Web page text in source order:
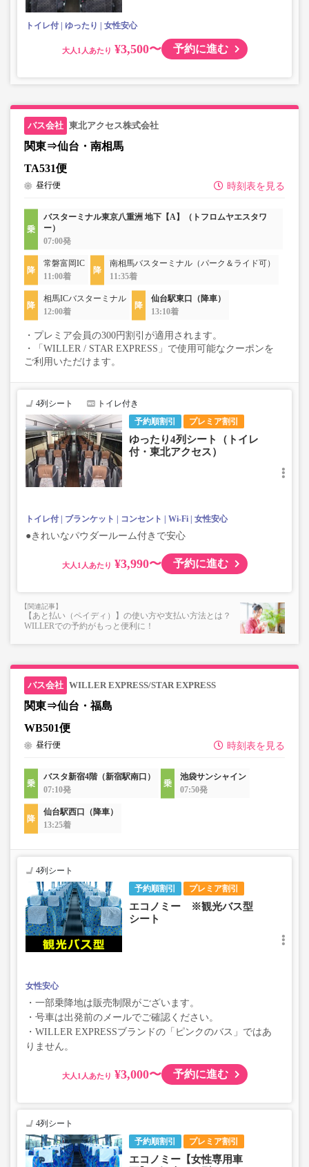
トイレ付 ゆったり 女性安心
大人 ¥3,500〜 予約に進む
東北アクセス株式会社
関東⇒仙台・南相馬
TA531便
時刻表を見る
昼行便
バスターミナル東京八重洲 地下【A】（トフロムヤエスタワ
ー）
07:00発
常磐富岡IC
11:00着
南相馬バスターミナル（パーク＆ライド可）
11:35着
相馬ICバスターミナル
12:00着
仙台駅東口（降車）
13:10着
・プレミア会員の300円割引が適用されます。
・「WILLER / STAR EXPRESS」で使用可能なクーポンを
ご利用いただけます。
予約順割引 プレミア割引
4列シート トイレ付き
ゆったり4列シート（トイレ
付・東北アクセス）
トイレ付 ブランケット コンセント Wi-Fi 女性安心
●きれいなパウダールーム付きで安心
大人 ¥3,990〜 予約に進む
【あと払い（ペイディ）】の使い方や支払い方法とは？
WILLERでの予約がもっと便利に！
WILLER EXPRESS/STAR EXPRESS
関東⇒仙台・福島
WB501便
時刻表を見る
昼行便
バスタ新宿4階（新宿駅南口）
07:10発
池袋サンシャイン
07:50発
仙台駅西口（降車）
13:25着
予約順割引 プレミア割引
4列シート
エコノミー ※観光バス型
シート
女性安心
・一部乗降地は販売制限がございます。
・号車は出発前のメールでご確認ください。
・WILLER EXPRESSブランドの「ピンクのバス」ではあ
りません。
大人 ¥3,000〜 予約に進む
予約順割引 プレミア割引
4列シート
エコノミー【女性専用車